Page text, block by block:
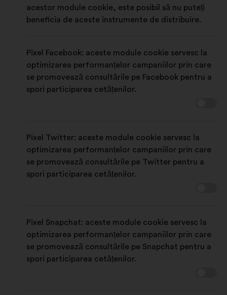
acestor module cookie, este posibil să nu puteți
beneficia de aceste instrumente de distribuire.
Pixel Facebook: aceste module cookie servesc la
optimizarea performanțelor campaniilor prin care
se promovează consultările pe Facebook pentru a
spori participarea cetățenilor.
Pixel Twitter: aceste module cookie servesc la
optimizarea performanțelor campaniilor prin care
se promovează consultările pe Twitter pentru a
spori participarea cetățenilor.
Pixel Snapchat: aceste module cookie servesc la
optimizarea performanțelor campaniilor prin care
se promovează consultările pe Snapchat pentru a
spori participarea cetățenilor.